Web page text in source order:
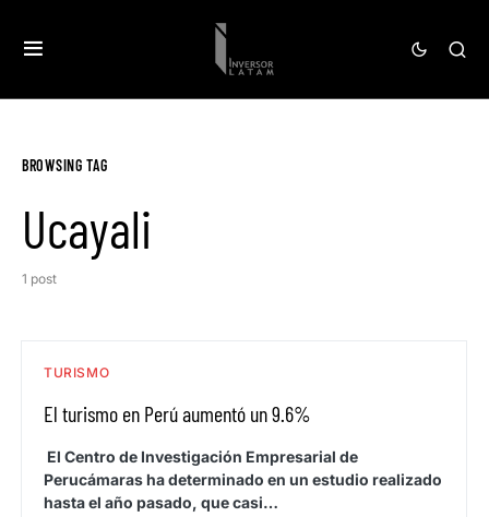
BROWSING TAG
Ucayali
1 post
TURISMO
El turismo en Perú aumentó un 9.6%
El Centro de Investigación Empresarial de
Perucámaras ha determinado en un estudio realizado
hasta el año pasado, que casi…